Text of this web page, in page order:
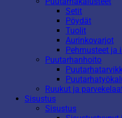
Setit
Pöydät
Tuolit
Aurinkovarjot
Pehmusteet ja
Puutarhanhoito
Ruukut ja
Sisustus
Sisustus